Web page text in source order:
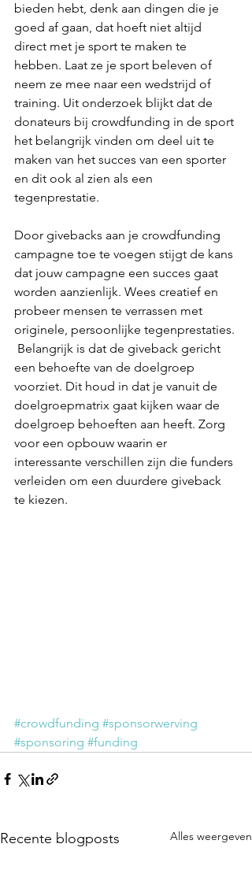
bieden hebt, denk aan dingen die je
goed af gaan, dat hoeft niet altijd
direct met je sport te maken te
hebben. Laat ze je sport beleven of
neem ze mee naar een wedstrijd of
training. Uit onderzoek blijkt dat de
donateurs bij crowdfunding in de sport
het belangrijk vinden om deel uit te
maken van het succes van een sporter
en dit ook al zien als een
tegenprestatie.
Door givebacks aan je crowdfunding
campagne toe te voegen stijgt de kans
dat jouw campagne een succes gaat
worden aanzienlijk. Wees creatief en
probeer mensen te verrassen met
originele, persoonlijke tegenprestaties.
Belangrijk is dat de giveback gericht
een behoefte van de doelgroep
voorziet. Dit houd in dat je vanuit de
doelgroepmatrix gaat kijken waar de
doelgroep behoeften aan heeft. Zorg
voor een opbouw waarin er
interessante verschillen zijn die funders
verleiden om een duurdere giveback
te kiezen.
#crowdfunding #sponsorwerving
#sponsoring #funding
Recente blogposts Alles weergeven